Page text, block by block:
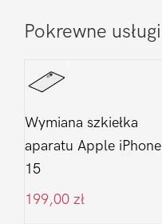
Pokrewne usługi
Wymiana szkiełka
aparatu Apple iPhone
15
199,00 zł